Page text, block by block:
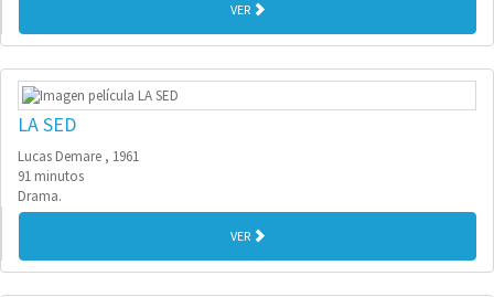
VER
LA SED
Lucas Demare , 1961
91 minutos
Drama.
VER